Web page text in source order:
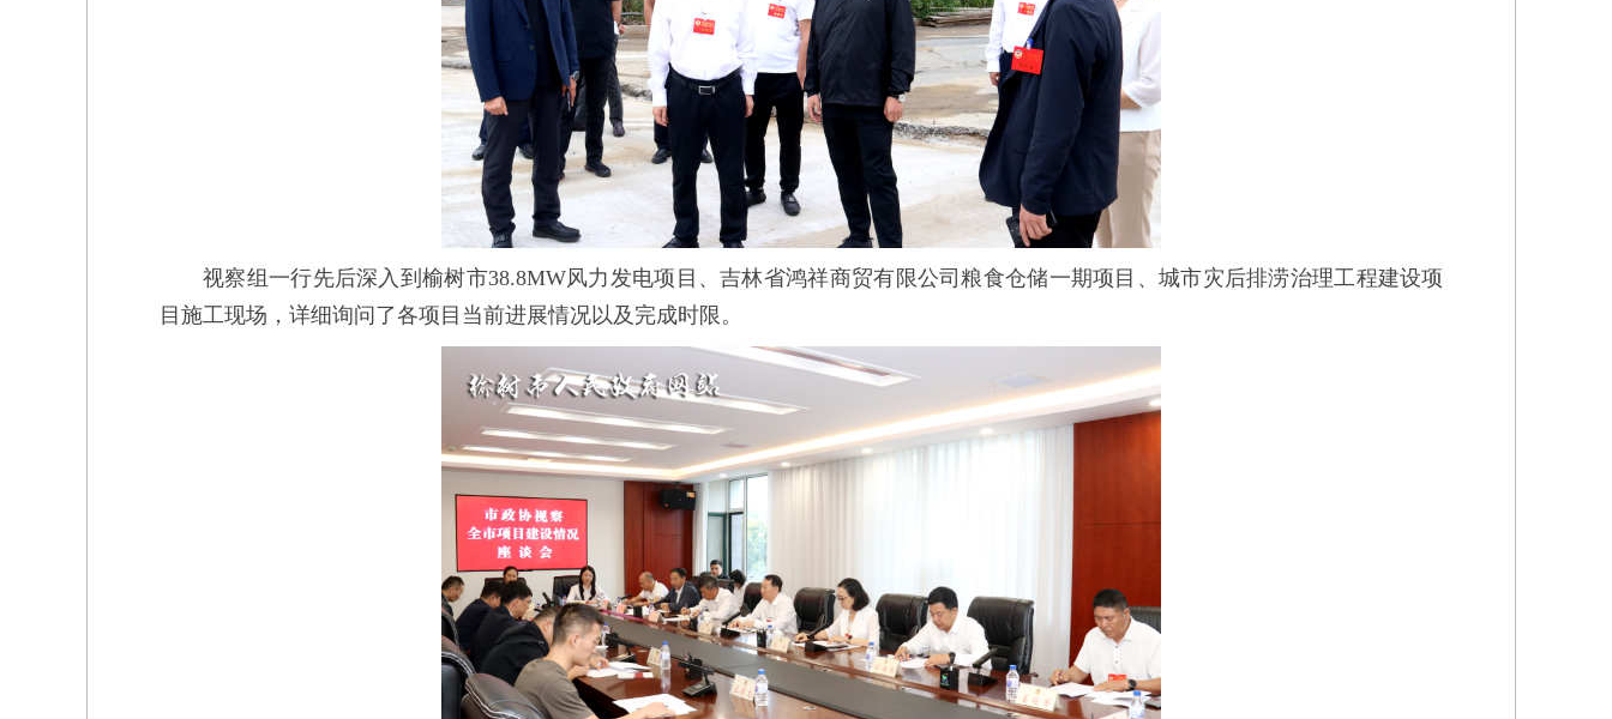
视察组一行先后深入到榆树市38.8MW风力发电项目、吉林省鸿祥商贸有限公司粮食仓储一期项目、城市灾后排涝治理工程建设项
目施工现场，详细询问了各项目当前进展情况以及完成时限。